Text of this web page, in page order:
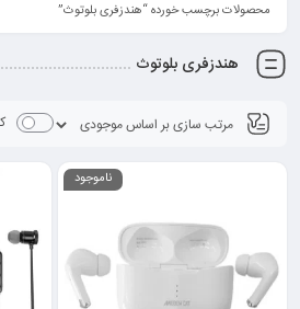
محصولات برچسب خورده “هندزفری بلوتوث”
هندزفری بلوتوث
ناموجود